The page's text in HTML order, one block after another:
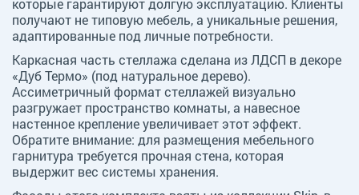
которые гарантируют долгую эксплуатацию. Клиенты
получают не типовую мебель, а уникальные решения,
адаптированные под личные потребности.
Каркасная часть стеллажа сделана из ЛДСП в декоре
«Дуб Термо» (под натуральное дерево).
Ассиметричный формат стеллажей визуально
разгружает пространство комнаты, а навесное
настенное крепление увеличивает этот эффект.
Обратите внимание: для размещения мебельного
гарнитура требуется прочная стена, которая
выдержит вес системы хранения.